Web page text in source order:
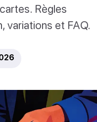
Règles
variations et FAQ.